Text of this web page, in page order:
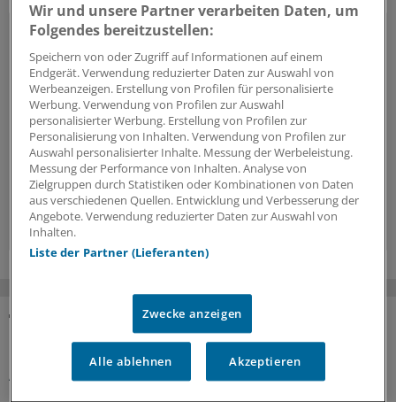
Vorteile des Logins
Über unserkostenloses Loginerhalten Ärzte und
Ärztinnen sowie andere Mitarbeiter der
Gesundheitsbranche Zugriff auf mehr
Hintergründe, Interviews und Praxis-Tipps.
Jetzt anmelden »
Kostenlos registrieren »
NACHRICHTEN
App-basiertes Monitoring hilft Frauen mit metastasiertem
Wir und unsere Partner verarbeiten Daten, um
Folgendes bereitzustellen:
Speichern von oder Zugriff auf Informationen auf einem
Endgerät. Verwendung reduzierter Daten zur Auswahl von
Werbeanzeigen. Erstellung von Profilen für personalisierte
Werbung. Verwendung von Profilen zur Auswahl
personalisierter Werbung. Erstellung von Profilen zur
Personalisierung von Inhalten. Verwendung von Profilen zur
Auswahl personalisierter Inhalte. Messung der Werbeleistung.
Messung der Performance von Inhalten. Analyse von
Zielgruppen durch Statistiken oder Kombinationen von Daten
aus verschiedenen Quellen. Entwicklung und Verbesserung der
Angebote. Verwendung reduzierter Daten zur Auswahl von
Inhalten.
Liste der Partner (Lieferanten)
Zwecke anzeigen
Alle ablehnen Akzeptieren